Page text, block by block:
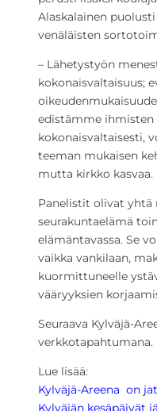
Alaskalainen
venäläisten
– Lähetystyön
kokonaisvaltaisuus;
edistämme
kokonaisvaltaisesti,
teeman mukaisen
mutta kirkko kasvaa.
Panelistit olivat yhtä
seurakuntaelämä
elämäntavassa. Se
vaikka vankilaan,
kuormittuneelle
vääryyksien
Seuraava Kylväjä-
verkkotapahtumana.
Lue lisää:
Kylväjä-Areena on
Kylväjän kesäpäivät